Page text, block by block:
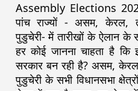
Assembly Elections
पांच राज्यों - असम, केरल,
पुडुचेरी- में तारीखों के ऐलान के
हर कोई जानना चाहता है
सरकार बन रही है? असम,
पुडुचेरी के सभी विधानसभा